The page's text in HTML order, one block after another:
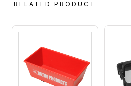
RELATED PRODUCT